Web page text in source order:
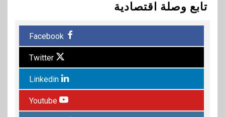
تابع وصلة اقتصادية
Facebook
Twitter
Linkedin
Youtube